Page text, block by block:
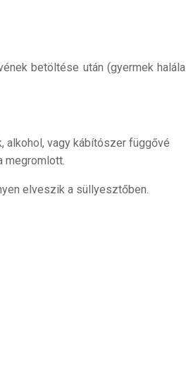
betöltése után (gyermek halála
alkohol, vagy kábítószer függővé
megromlott.
elveszik a süllyesztőben.